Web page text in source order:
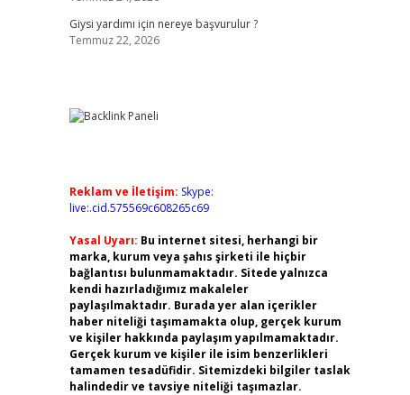
Giysi yardımı için nereye başvurulur ?
Temmuz 22, 2026
Reklam ve İletişim: Skype:
live:.cid.575569c608265c69
Yasal Uyarı: Bu internet sitesi, herhangi bir
marka, kurum veya şahıs şirketi ile hiçbir
bağlantısı bulunmamaktadır. Sitede yalnızca
kendi hazırladığımız makaleler
paylaşılmaktadır. Burada yer alan içerikler
haber niteliği taşımamakta olup, gerçek kurum
ve kişiler hakkında paylaşım yapılmamaktadır.
Gerçek kurum ve kişiler ile isim benzerlikleri
tamamen tesadüfidir. Sitemizdeki bilgiler taslak
halindedir ve tavsiye niteliği taşımazlar.